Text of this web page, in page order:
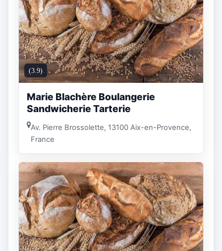
(3.9)
Marie Blachère Boulangerie
Sandwicherie Tarterie
Av. Pierre Brossolette, 13100 Aix-en-Provence,
France